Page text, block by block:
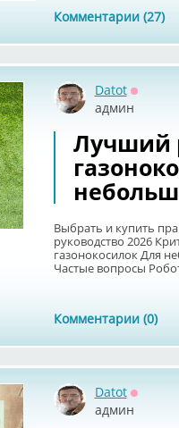
Комментарии (27)
Datot
админ
Лучший
Выбрать и купить
руководство 2026
газонокосилок Для
Частые вопросы
Комментарии (0)
Datot
админ